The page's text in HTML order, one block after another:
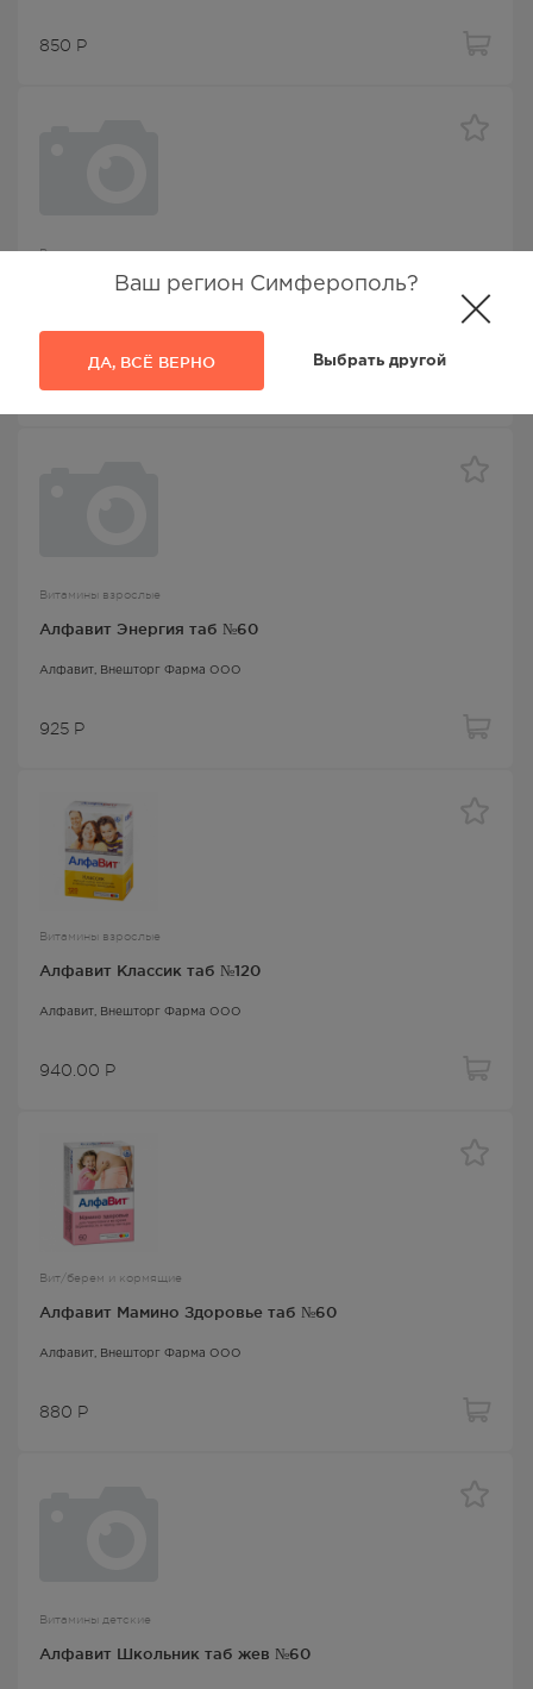
Ваш регион Симферополь?
ДА, ВСЁ ВЕРНО Выбрать другой
850 Р
Витамины детские
Алфавит Тинейджер таб жев №60
Алфавит, Внешторг Фарма ООО
779.00Р
Витамины взрослые
Алфавит Энергия таб №60
Алфавит, Внешторг Фарма ООО
925 Р
Витамины взрослые
Алфавит Классик таб №120
Алфавит, Внешторг Фарма ООО
940.00 Р
Вит/берем и кормящие
Алфавит Мамино Здоровье таб №60
Алфавит, Внешторг Фарма ООО
880 Р
Витамины детские
Алфавит Школьник таб жев №60